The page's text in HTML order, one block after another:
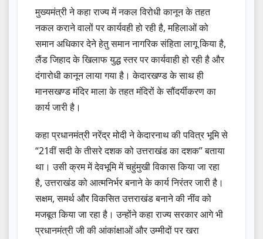
मुख्यमंत्री ने कहा राज्य में नकल विरोधी कानून के तहत
नकल कराने वालों पर कार्यवही हो रही है, महिलाओं को
समान अधिकार देने हेतु समान नागरिक संहिता लागू किया है,
लैंड जिहाद के खिलाफ युद्ध स्तर पर कार्यवाही हो रही है और
दंगारोधी कानून लाया गया है। केदारखण्ड के साथ ही
मानसखण्ड मंदिर माला के तहत मंदिरों के सौंदर्यीकरण का
कार्य जारी है।
कहा प्रधानमंत्री नरेंद्र मोदी ने केदारनाथ की पवित्र भूमि से
“21वीं सदी के तीसरे दशक को उत्तराखंड का दशक” बताया
था। उसी क्रम में देवभूमि में चहुंमुखी विकास किया जा रहा
है, उत्तराखंड को आत्मनिर्भर बनाने के कार्य निरंतर जारी है।
सक्षम, समर्थ और विकसित उत्तराखंड बनाने की नींव को
मजबूत किया जा रहा है। उन्होंने कहा राज्य सरकार आगे भी
प्रधानमंत्री जी की आंकांक्षाओं और उम्मीदों पर खरा